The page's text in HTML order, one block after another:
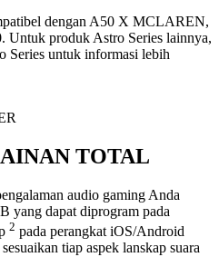
dengan A50 X MCLAREN,
produk Astro Series lainnya,
Series untuk informasi lebih
TOTAL
audio gaming Anda
yang dapat diprogram pada
2 pada perangkat iOS/Android
tiap aspek lanskap suara